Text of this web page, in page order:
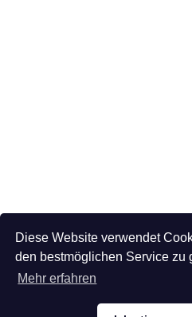
Diese Website verwendet
den bestmöglichen Service zu
Mehr erfahren